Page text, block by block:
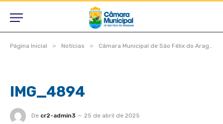
Página Inicial » Notícias » Câmara Municipal de São Félix do Araguaia aprova projetos relevantes e reforça compromisso com a população durante sessão ordinária
IMG_4894
De cr2-admin3 25 de abril de 2025